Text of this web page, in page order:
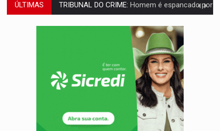
ÚLTIMAS VÍDEO:Perseguição é registrada no shopping após colombiana furtar
LUDOPATIA:Apostas online começam a afetar produtividade e rotina
Plantar árvores não será mais suficiente para
OVNIS NA LUA:Cientistas alertam para possível base secreta no satélite
ACABOU COM PEUGEOT:Incêndio destrói carro que era rebocado para oficina
Ladrão é filmado furtando moto na frente do bar
BOLSAS DE PESQUISA: Iniciativa Amazônia+10 lança chamada para fortalecer